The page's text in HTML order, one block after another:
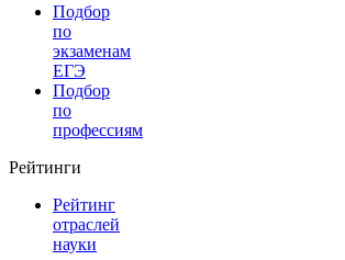
Подбор
по
экзаменам
ЕГЭ
Подбор
по
профессиям
Рейтинги
Рейтинг
отраслей
науки